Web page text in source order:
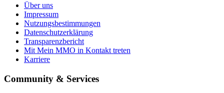
Über uns
Impressum
Nutzungsbestimmungen
Datenschutzerklärung
Transparenzbericht
Mit Mein MMO in Kontakt treten
Karriere
Community & Services